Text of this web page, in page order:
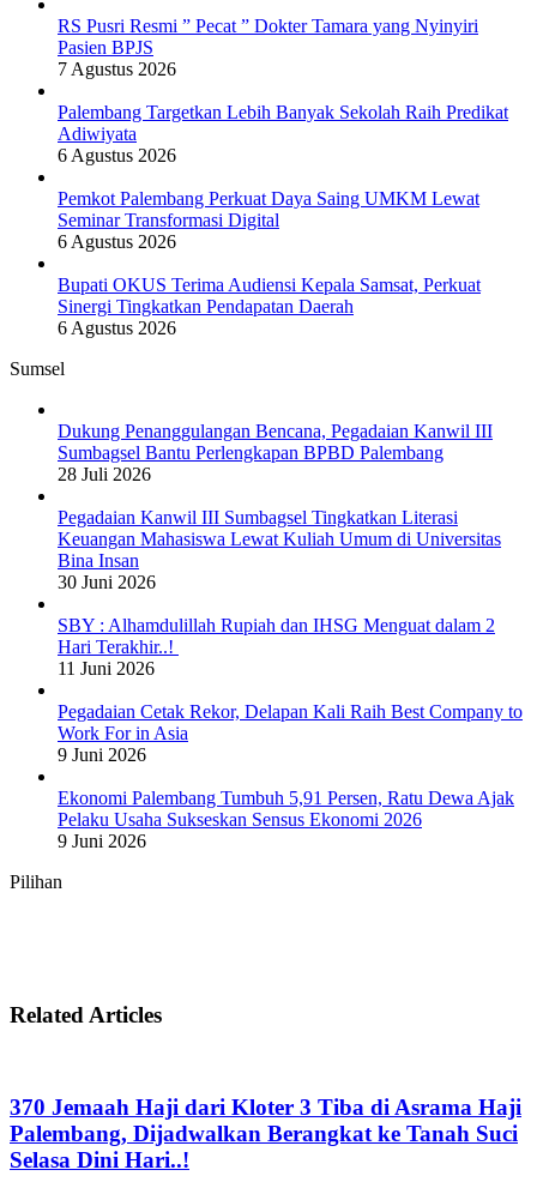
RS Pusri Resmi ” Pecat ” Dokter Tamara yang Nyinyiri
Pasien BPJS
7 Agustus 2026
Palembang Targetkan Lebih Banyak Sekolah Raih Predikat
Adiwiyata
6 Agustus 2026
Pemkot Palembang Perkuat Daya Saing UMKM Lewat
Seminar Transformasi Digital
6 Agustus 2026
Bupati OKUS Terima Audiensi Kepala Samsat, Perkuat
Sinergi Tingkatkan Pendapatan Daerah
6 Agustus 2026
Sumsel
Dukung Penanggulangan Bencana, Pegadaian Kanwil III
Sumbagsel Bantu Perlengkapan BPBD Palembang
28 Juli 2026
Pegadaian Kanwil III Sumbagsel Tingkatkan Literasi
Keuangan Mahasiswa Lewat Kuliah Umum di Universitas
Bina Insan
30 Juni 2026
SBY : Alhamdulillah Rupiah dan IHSG Menguat dalam 2
Hari Terakhir..!
11 Juni 2026
Pegadaian Cetak Rekor, Delapan Kali Raih Best Company to
Work For in Asia
9 Juni 2026
Ekonomi Palembang Tumbuh 5,91 Persen, Ratu Dewa Ajak
Pelaku Usaha Sukseskan Sensus Ekonomi 2026
9 Juni 2026
Pilihan
Related Articles
370 Jemaah Haji dari Kloter 3 Tiba di Asrama Haji
Palembang, Dijadwalkan Berangkat ke Tanah Suci
Selasa Dini Hari..!